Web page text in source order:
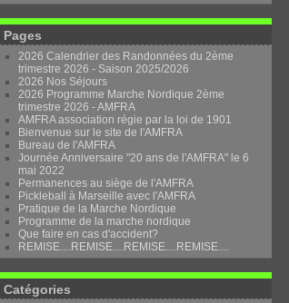
Pages
2026 Calendrier des Randonnées du 2ème
trimestre 2026 - Saison 2025/2026
2026 Nos Séjours
2026 Programme Marche Nordique 2ème
trimestre 2026 - AMFRA
AMFRA association régie par la loi de 1901
Bienvenue sur le site de l'AMFRA
Bureau de l'AMFRA
Journée Anniversaire "20 ans de l'AMFRA" le 6
mai 2022
Permanences au siège de l'AMFRA
Pickleball à Marseille avec l'AMFRA
Pratique de la Marche Nordique
Programme de la marche nordique
Que faire en cas d'accident?
REMISE....REMISE....REMISE....REMISE....
Catégories